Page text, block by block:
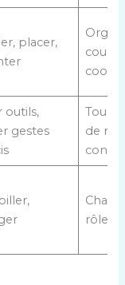
placer,
outils,
gestes
de
rôle,